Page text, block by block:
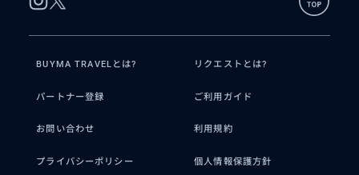
BUYMA TRAVELとは? リクエストとは?
パートナー登録 ご利用ガイド
お問い合わせ 利用規約
プライバシーポリシー 個人情報保護方針